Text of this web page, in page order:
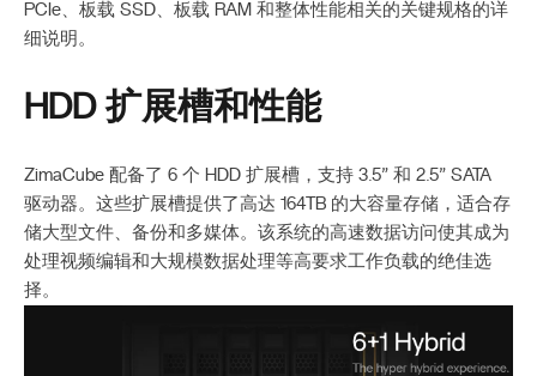
PCIe、板载 SSD、板载 RAM 和整体性能相关的关键规格的详
细说明。
HDD 扩展槽和性能
ZimaCube 配备了 6 个 HDD 扩展槽，支持 3.5” 和 2.5” SATA
驱动器。这些扩展槽提供了高达 164TB 的大容量存储，适合存
储大型文件、备份和多媒体。该系统的高速数据访问使其成为
处理视频编辑和大规模数据处理等高要求工作负载的绝佳选
择。